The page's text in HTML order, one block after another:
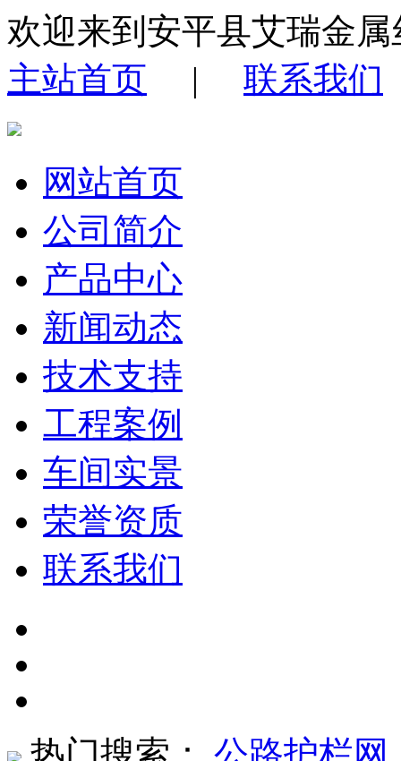
欢迎来到安平县艾瑞金
主站首页 | 联系我们
网站首页
公司简介
产品中心
新闻动态
技术支持
工程案例
车间实景
荣誉资质
联系我们